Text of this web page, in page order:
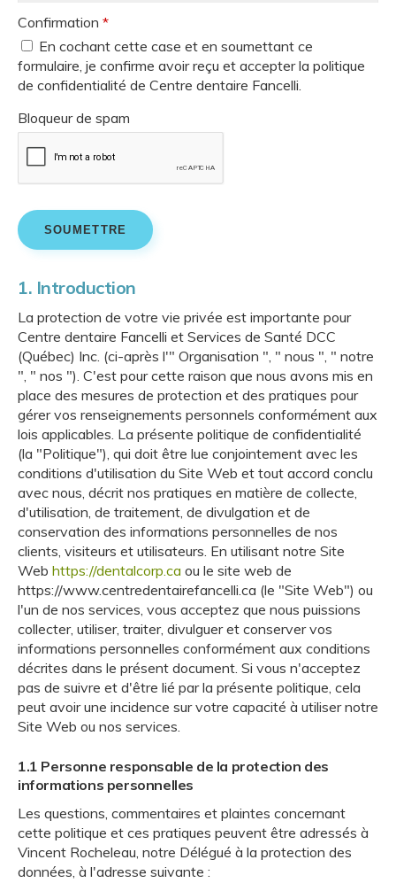
Confirmation *
En cochant cette case et en soumettant ce
formulaire, je confirme avoir reçu et accepter la politique
de confidentialité de Centre dentaire Fancelli.
Bloqueur de spam
1. Introduction
La protection de votre vie privée est importante pour
Centre dentaire Fancelli et Services de Santé DCC
(Québec) Inc. (ci-après l'" Organisation ", " nous ", " notre
", " nos "). C'est pour cette raison que nous avons mis en
place des mesures de protection et des pratiques pour
gérer vos renseignements personnels conformément aux
lois applicables. La présente politique de confidentialité
(la "Politique"), qui doit être lue conjointement avec les
conditions d'utilisation du Site Web et tout accord conclu
avec nous, décrit nos pratiques en matière de collecte,
d'utilisation, de traitement, de divulgation et de
conservation des informations personnelles de nos
clients, visiteurs et utilisateurs. En utilisant notre Site
Web https://dentalcorp.ca ou le site web de
https://www.centredentairefancelli.ca (le "Site Web") ou
l'un de nos services, vous acceptez que nous puissions
collecter, utiliser, traiter, divulguer et conserver vos
informations personnelles conformément aux conditions
décrites dans le présent document. Si vous n'acceptez
pas de suivre et d'être lié par la présente politique, cela
peut avoir une incidence sur votre capacité à utiliser notre
Site Web ou nos services.
1.1 Personne responsable de la protection des
informations personnelles
Les questions, commentaires et plaintes concernant
cette politique et ces pratiques peuvent être adressés à
Vincent Rocheleau, notre Délégué à la protection des
données, à l'adresse suivante :